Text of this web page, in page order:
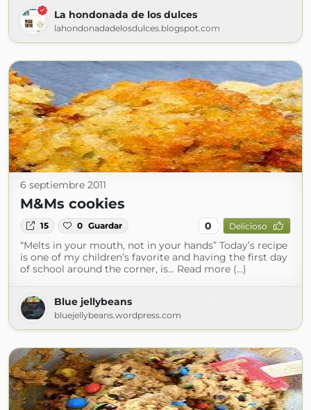
La hondonada de los dulces
lahondonadadelosdulces.blogspot.com
6 septiembre 2011
M&Ms cookies
15 0 Guardar 0 Delicioso
“Melts in your mouth, not in your hands” Today’s recipe
is one of my children’s favorite and having the first day
of school around the corner, is… Read more (...)
Blue jellybeans
bluejellybeans.wordpress.com